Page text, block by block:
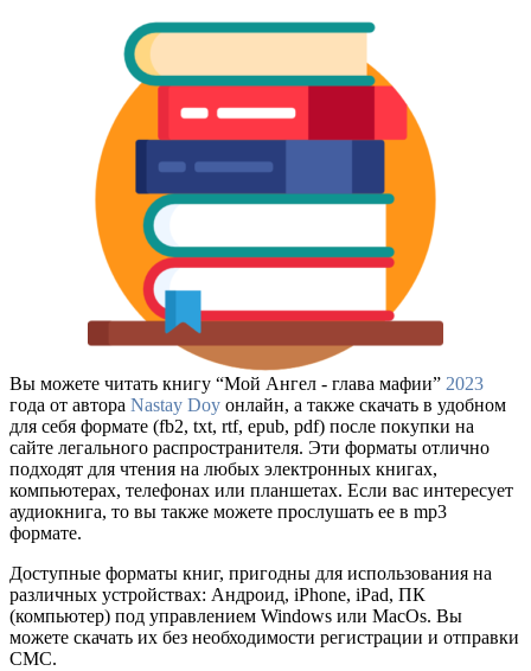
Вы можете читать книгу “Мой Ангел - глава мафии” 2023
года от автора Nastay Doy онлайн, а также скачать в удобном
для себя формате (fb2, txt, rtf, epub, pdf) после покупки на
сайте легального распространителя. Эти форматы отлично
подходят для чтения на любых электронных книгах,
компьютерах, телефонах или планшетах. Если вас интересует
аудиокнига, то вы также можете прослушать ее в mp3
формате.
Доступные форматы книг, пригодны для использования на
различных устройствах: Андроид, iPhone, iPad, ПК
(компьютер) под управлением Windows или MacOs. Вы
можете скачать их без необходимости регистрации и отправки
СМС.